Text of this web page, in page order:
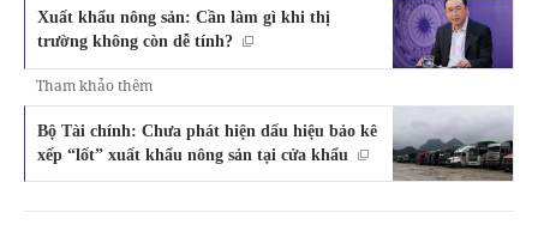
Xuất khẩu nông sản: Cần làm gì khi thị
trường không còn dễ tính?
Tham khảo thêm
Bộ Tài chính: Chưa phát hiện dấu hiệu bảo kê
xếp “lốt” xuất khẩu nông sản tại cửa khẩu